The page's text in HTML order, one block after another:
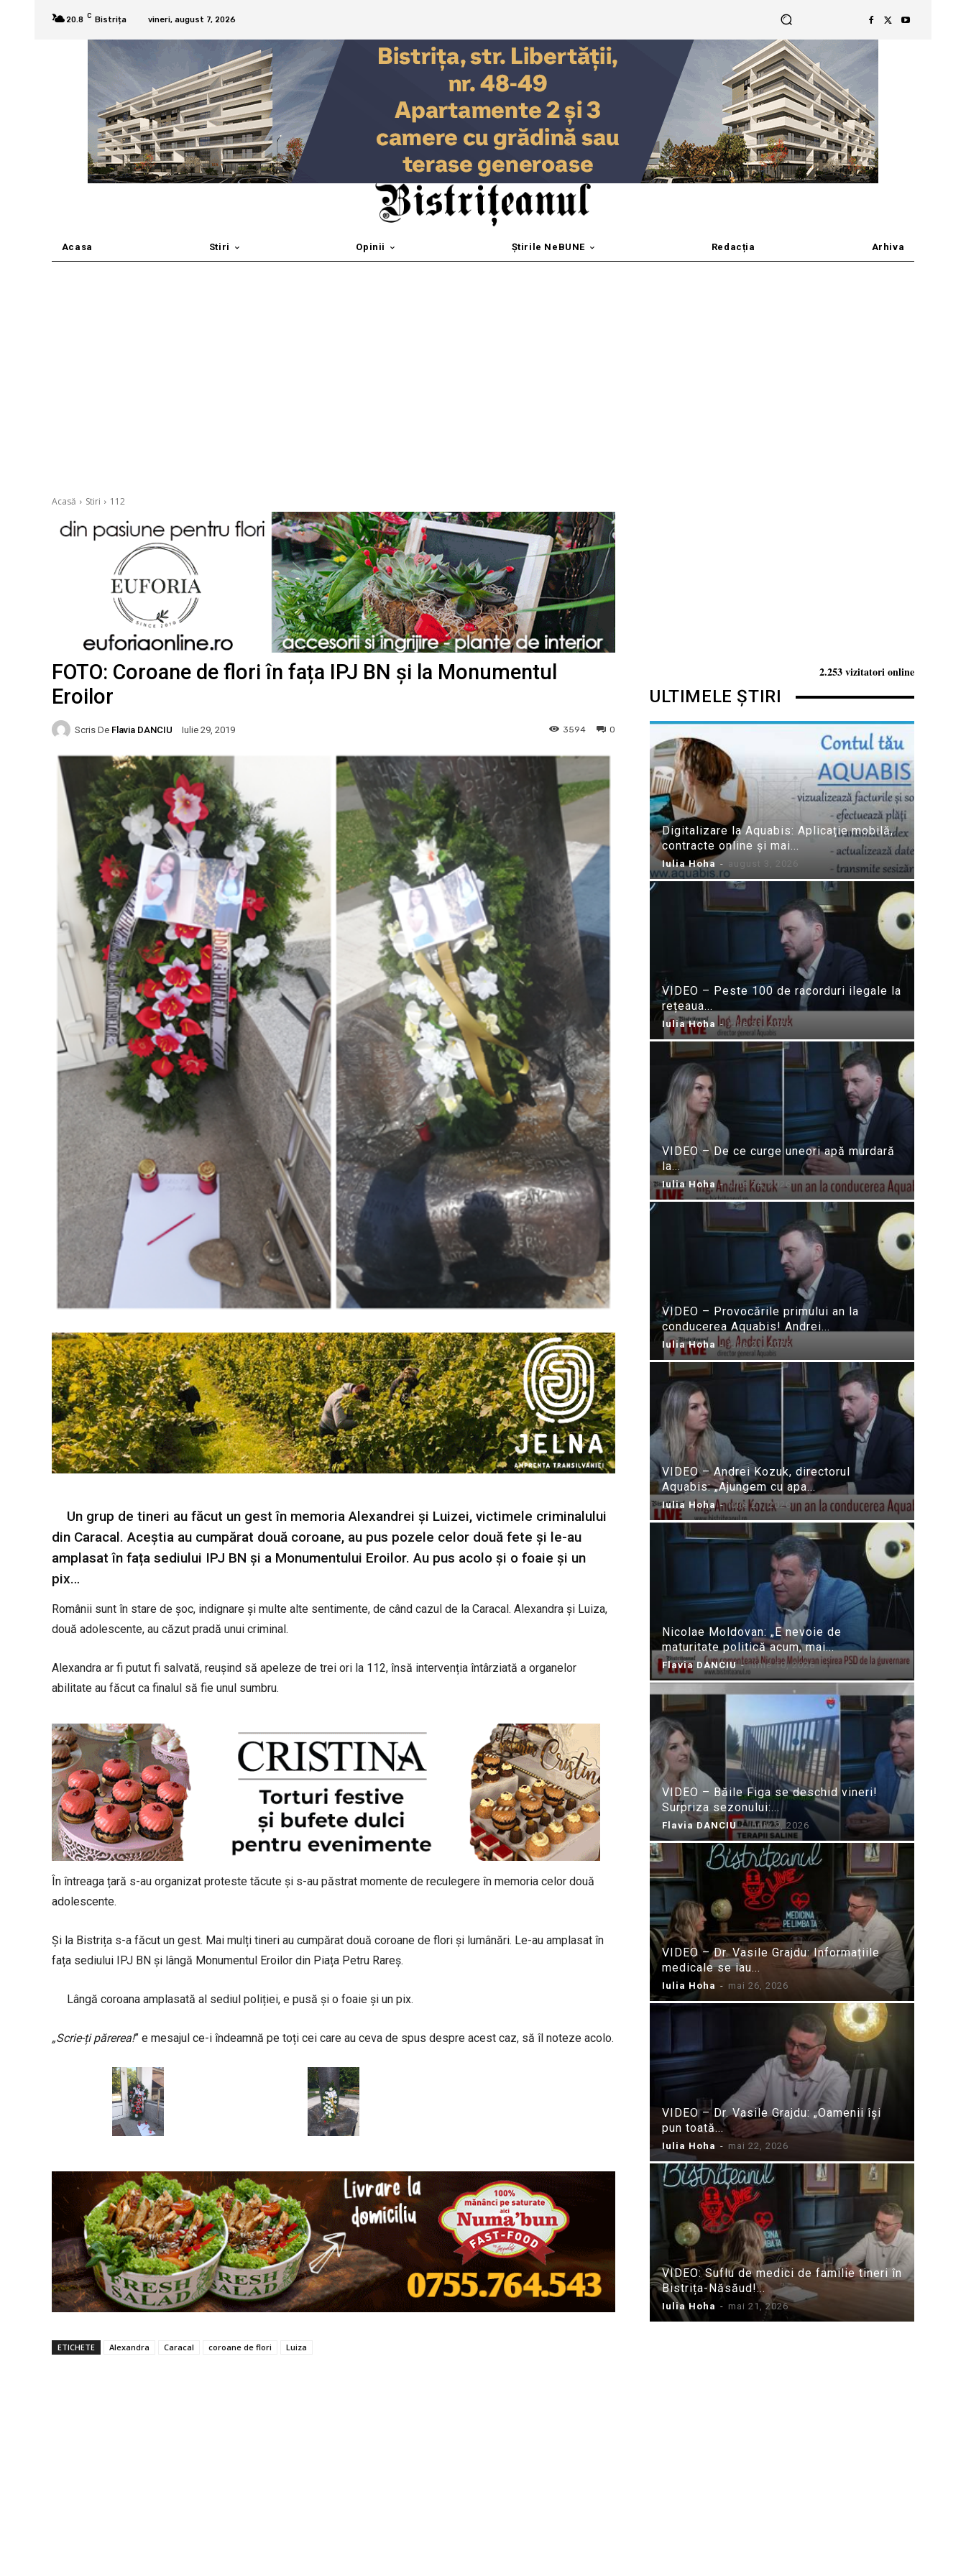
20.8 C Bistrița vineri, august 7, 2026
Acasa Stiri Opinii Știrile NeBUNE Redacția Arhiva
Acasă Stiri 112
FOTO: Coroane de flori în fața IPJ BN și la Monumentul
Eroilor
Scris De Flavia DANCIU Iulie 29, 2019 0
3594
Un grup de tineri au făcut un gest în memoria Alexandrei și Luizei, victimele criminalului
din Caracal. Aceștia au cumpărat două coroane, au pus pozele celor două fete și le-au
amplasat în fața sediului IPJ BN și a Monumentului Eroilor. Au pus acolo și o foaie și un
pix…
Românii sunt în stare de șoc, indignare și multe alte sentimente, de când cazul de la Caracal. Alexandra și Luiza,
două adolescente, au căzut pradă unui criminal.
Alexandra ar fi putut fi salvată, reușind să apeleze de trei ori la 112, însă intervenția întârziată a organelor
abilitate au făcut ca finalul să fie unul sumbru.
În întreaga țară s-au organizat proteste tăcute și s-au păstrat momente de reculegere în memoria celor două
adolescente.
Și la Bistrița s-a făcut un gest. Mai mulți tineri au cumpărat două coroane de flori și lumânări. Le-au amplasat în
fața sediului IPJ BN și lângă Monumentul Eroilor din Piața Petru Rareș.
Lângă coroana amplasată al sediul poliției, e pusă și o foaie și un pix.
„Scrie-ți părerea!” e mesajul ce-i îndeamnă pe toți cei care au ceva de spus despre acest caz, să îl noteze acolo.
ETICHETE Alexandra Caracal coroane de flori Luiza
2.253 vizitatori online
ULTIMELE ȘTIRI
Digitalizare la Aquabis: Aplicație mobilă,
contracte online și mai...
Iulia Hoha - august 3, 2026
VIDEO – Peste 100 de racorduri ilegale la
rețeaua...
Iulia Hoha - iulie 31, 2026
VIDEO – De ce curge uneori apă murdară
la...
Iulia Hoha - iulie 24, 2026
VIDEO – Provocările primului an la
conducerea Aquabis! Andrei...
Iulia Hoha - iulie 21, 2026
VIDEO – Andrei Kozuk, directorul
Aquabis: „Ajungem cu apa...
Iulia Hoha - iulie 21, 2026
Nicolae Moldovan: „E nevoie de
maturitate politică acum, mai...
Flavia DANCIU - iunie 10, 2026
VIDEO – Băile Figa se deschid vineri!
Surpriza sezonului:...
Flavia DANCIU - iunie 9, 2026
VIDEO – Dr. Vasile Grajdu: Informațiile
medicale se iau...
Iulia Hoha - mai 26, 2026
VIDEO – Dr. Vasile Grajdu: „Oamenii își
pun toată...
Iulia Hoha - mai 22, 2026
VIDEO: Suflu de medici de familie tineri în
Bistrița-Năsăud!...
Iulia Hoha - mai 21, 2026